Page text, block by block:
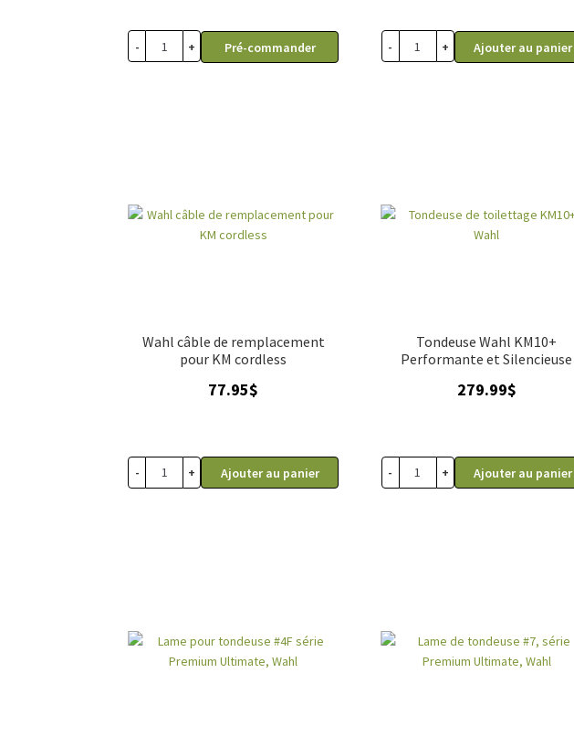
- + Pré-commander - + Ajouter au panier
Wahl câble de remplacement
pour KM cordless
77.95$
- + Ajouter au panier
Tondeuse Wahl KM10+
Performante et Silencieuse
279.99$
- + Ajouter au panier